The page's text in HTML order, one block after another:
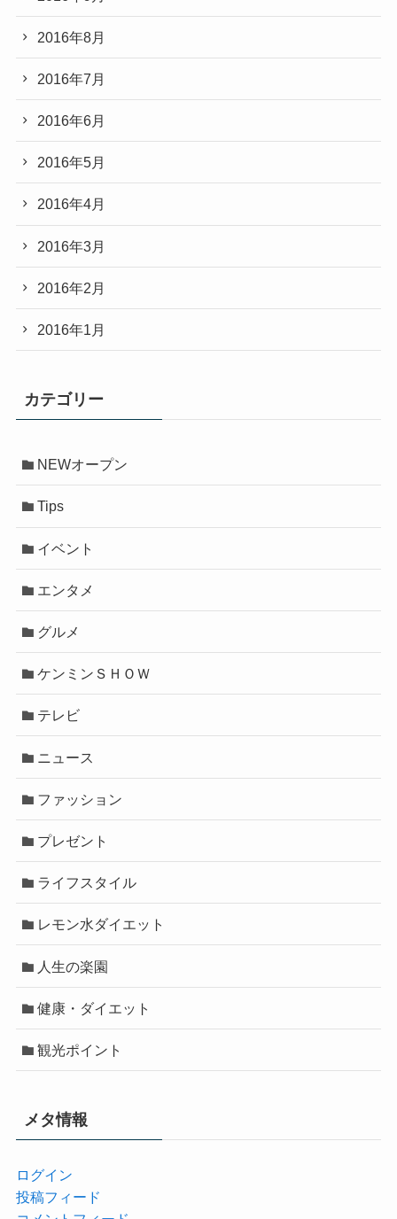
2016年8月
2016年7月
2016年6月
2016年5月
2016年4月
2016年3月
2016年2月
2016年1月
カテゴリー
NEWオープン
Tips
イベント
エンタメ
グルメ
ケンミンＳＨＯＷ
テレビ
ニュース
ファッション
プレゼント
ライフスタイル
レモン水ダイエット
人生の楽園
健康・ダイエット
観光ポイント
メタ情報
ログイン
投稿フィード